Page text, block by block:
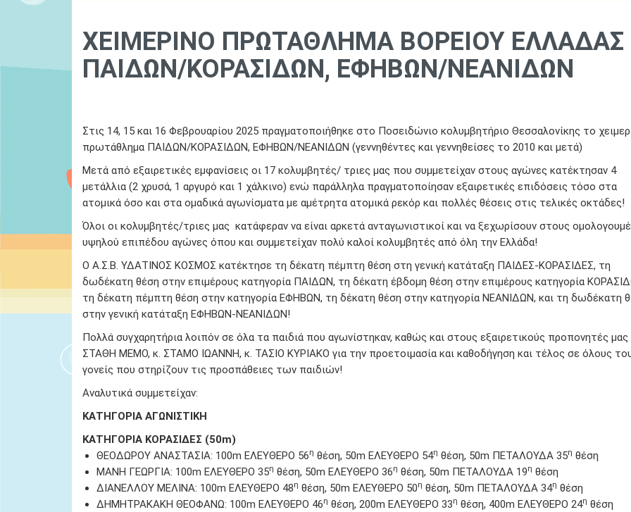
ΧΕΙΜΕΡΙΝΟ ΠΡΩΤΑΘΛΗΜΑ ΒΟΡΕΙΟΥ ΕΛΛΑΔΑΣ
ΠΑΙΔΩΝ/ΚΟΡΑΣΙΔΩΝ, ΕΦΗΒΩΝ/ΝΕΑΝΙΔΩΝ
Στις 14, 15 και 16 Φεβρουαρίου 2025 πραγματοποιήθηκε στο Ποσειδώνιο κολυμβητήριο Θεσσαλονίκης το
πρωτάθλημα ΠΑΙΔΩΝ/ΚΟΡΑΣΙΔΩΝ, ΕΦΗΒΩΝ/ΝΕΑΝΙΔΩΝ (γεννηθέντες και γεννηθείσες το 2010 και μετά)
Μετά από εξαιρετικές εμφανίσεις οι 17 κολυμβητές/ τριες μας που συμμετείχαν στους αγώνες κατέκτησαν 4
μετάλλια (2 χρυσά, 1 αργυρό και 1 χάλκινο) ενώ παράλληλα πραγματοποίησαν εξαιρετικές επιδόσεις τόσο στα
ατομικά όσο και στα ομαδικά αγωνίσματα με αμέτρητα ατομικά ρεκόρ και πολλές θέσεις στις τελικές οκτάδες!
Όλοι οι κολυμβητές/τριες μας κατάφεραν να είναι αρκετά ανταγωνιστικοί και να ξεχωρίσουν στους
υψηλού επιπέδου αγώνες όπου και συμμετείχαν πολύ καλοί κολυμβητές από όλη την Ελλάδα!
Ο Α.Σ.Β. ΥΔΑΤΙΝΟΣ ΚΟΣΜΟΣ κατέκτησε τη δέκατη πέμπτη θέση στη γενική κατάταξη ΠΑΙΔΕΣ-ΚΟΡΑΣΙΔΕΣ, τη
δωδέκατη θέση στην επιμέρους κατηγορία ΠΑΙΔΩΝ, τη δέκατη έβδομη θέση στην επιμέρους κατηγορία
τη δέκατη πέμπτη θέση στην κατηγορία ΕΦΗΒΩΝ, τη δέκατη θέση στην κατηγορία ΝΕΑΝΙΔΩΝ, και τη δωδέκατη
στην γενική κατάταξη ΕΦΗΒΩΝ-ΝΕΑΝΙΔΩΝ!
Πολλά συγχαρητήρια λοιπόν σε όλα τα παιδιά που αγωνίστηκαν, καθώς και στους εξαιρετικούς προπονητές μας
ΣΤΑΘΗ ΜΕΜΟ, κ. ΣΤΑΜΟ ΙΩΑΝΝΗ, κ. ΤΑΣΙΟ ΚΥΡΙΑΚΟ για την προετοιμασία και καθοδήγηση και τέλος σε όλους
γονείς που στηρίζουν τις προσπάθειες των παιδιών!
Αναλυτικά συμμετείχαν:
ΚΑΤΗΓΟΡΙΑ ΑΓΩΝΙΣΤΙΚΗ
ΚΑΤΗΓΟΡΙΑ ΚΟΡΑΣΙΔΕΣ (50m)
ΘΕΟΔΩΡΟΥ ΑΝΑΣΤΑΣΙΑ: 100m EΛΕΥΘΕΡΟ 56η θέση, 50m EΛΕΥΘΕΡΟ 54η θέση, 50m ΠΕΤΑΛΟΥΔΑ 35η θέση
ΜΑΝΗ ΓΕΩΡΓΙΑ: 100m EΛΕΥΘΕΡΟ 35η θέση, 50m EΛΕΥΘΕΡΟ 36η θέση, 50m ΠΕΤΑΛΟΥΔΑ 19η θέση
ΔΙΑΝΕΛΛΟΥ ΜΕΛΙΝΑ: 100m EΛΕΥΘΕΡΟ 48η θέση, 50m EΛΕΥΘΕΡΟ 50η θέση, 50m ΠΕΤΑΛΟΥΔΑ 34η θέση
ΔΗΜΗΤΡΑΚΑΚΗ ΘΕΟΦΑΝΩ: 100m EΛΕΥΘΕΡΟ 46η θέση, 200m EΛΕΥΘΕΡΟ 33η θέση, 400m EΛΕΥΘΕΡΟ 24η θέση